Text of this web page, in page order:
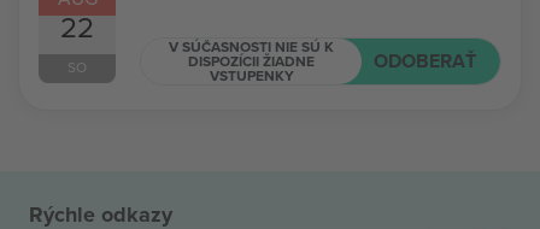
22
SO
V SÚČASNOSTI NIE SÚ K
DISPOZÍCII ŽIADNE
VSTUPENKY
ODOBERAŤ
Rýchle odkazy